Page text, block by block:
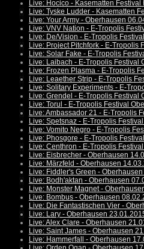
Live: Hocico - Kasematten
Live: Tyske Ludder - Kasematten
Live: Your Army - Oberhausen
Live: VNV Nation - E-Tropolis
Live: De/Vision - E-Tropolis
Live: Project Pitchfork - E-Tropolis
Live: Solar Fake - E-Tropolis
Live: Laibach - E-Tropolis Festival
Live: Frozen Plasma - E-Tropolis
Live: Leaether Strip - E-Tropolis
Live: Solitary Experiments - E-
Live: Grendel - E-Tropolis Festival
Live: Torul - E-Tropolis Festival
Live: Ambassador 21 - E-Tropolis
Live: Spetsnaz - E-Tropolis
Live: Vomito Negro - E-Tropolis
Live: Phosgore - E-Tropolis
Live: Centhron - E-Tropolis
Live: Eisbrecher - Oberhausen
Live: Märzfeld - Oberhausen
Live: Fiddler's Green -
Live: Bodh'aktan - Oberhausen
Live: Monster Magnet -
Live: Bombus - Oberhausen
Live: Die Fantastischen Vier -
Live: Lary - Oberhausen
Live: Alex Clare - Oberhausen
Live: Saint James - Oberhausen
Live: Hammerfall - Oberhausen